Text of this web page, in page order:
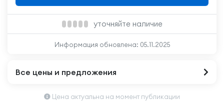
уточняйте наличие
Информация обновлена: 05.11.2025
Все цены и предложения
Цена актуальна на момент публикации